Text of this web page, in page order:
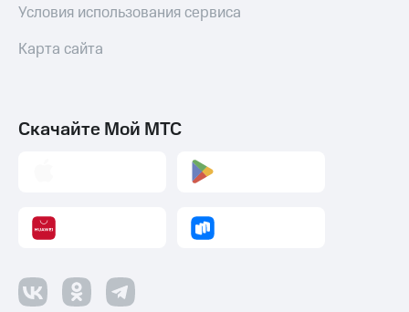
Условия использования сервиса
Карта сайта
Скачайте Мой МТС